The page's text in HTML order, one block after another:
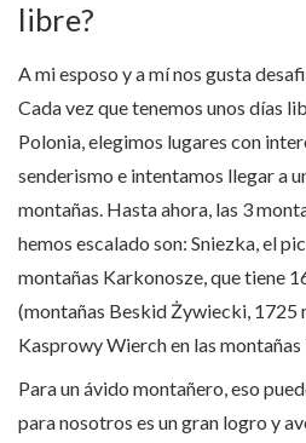
libre?
A mi esposo y a mí nos gusta
Cada vez que tenemos unos días
Polonia, elegimos lugares con
senderismo e intentamos llegar a
montañas. Hasta ahora, las 3
hemos escalado son: Sniezka, el
montañas Karkonosze, que tiene
(montañas Beskid Żywiecki, 1725
Kasprowy Wierch en las
Para un ávido montañero, eso
para nosotros es un gran logro y